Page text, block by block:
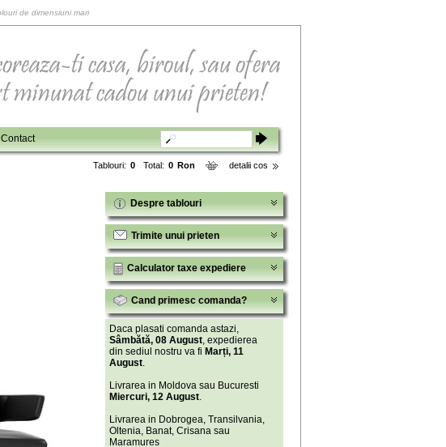
de dimensiuni mari
Contact
detalii cos
Tablouri: 0 Total: 0 Ron
Despre tablouri
Trimite unui prieten
Calculator taxe expediere
Cand primesc comanda?
Daca plasati comanda astazi,
Sâmbătă, 08 August, expedierea
din sediul nostru va fi Marți, 11
August.
Livrarea in Moldova sau Bucuresti
Miercuri, 12 August.
Livrarea in Dobrogea, Transilvania,
Oltenia, Banat, Crisana sau
Maramures